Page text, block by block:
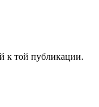
к той публикации.